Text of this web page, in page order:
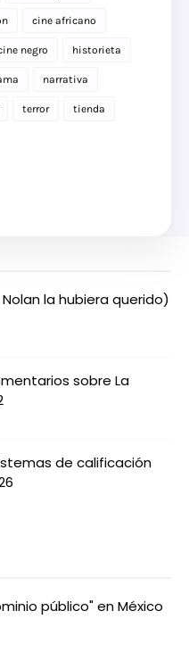
cine africano
negro historieta
narrativa
terror tienda
la hubiera querido)
sobre La
de calificación
público" en México